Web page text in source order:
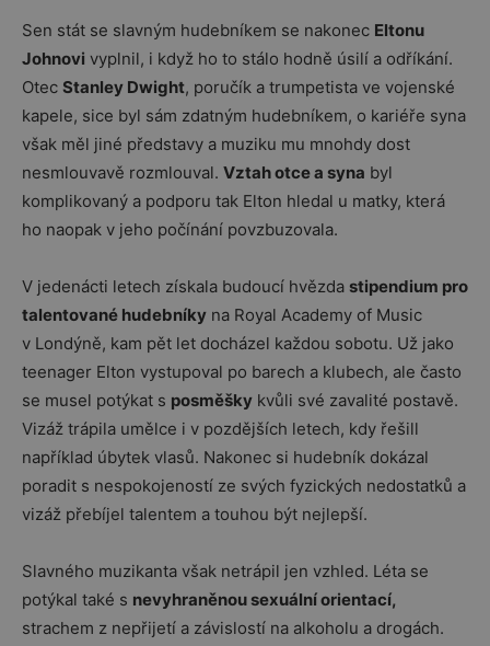
Sen stát se slavným hudebníkem se nakonec Eltonu
Johnovi vyplnil, i když ho to stálo hodně úsilí a odříkání.
Otec Stanley Dwight, poručík a trumpetista ve vojenské
kapele, sice byl sám zdatným hudebníkem, o kariéře syna
však měl jiné představy a muziku mu mnohdy dost
nesmlouvavě rozmlouval. Vztah otce a syna byl
komplikovaný a podporu tak Elton hledal u matky, která
ho naopak v jeho počínání povzbuzovala.
V jedenácti letech získala budoucí hvězda stipendium pro
talentované hudebníky na Royal Academy of Music
v Londýně, kam pět let docházel každou sobotu. Už jako
teenager Elton vystupoval po barech a klubech, ale často
se musel potýkat s posměšky kvůli své zavalité postavě.
Vizáž trápila umělce i v pozdějších letech, kdy řešill
například úbytek vlasů. Nakonec si hudebník dokázal
poradit s nespokojeností ze svých fyzických nedostatků a
vizáž přebíjel talentem a touhou být nejlepší.
Slavného muzikanta však netrápil jen vzhled. Léta se
potýkal také s nevyhraněnou sexuální orientací,
strachem z nepřijetí a závislostí na alkoholu a drogách.